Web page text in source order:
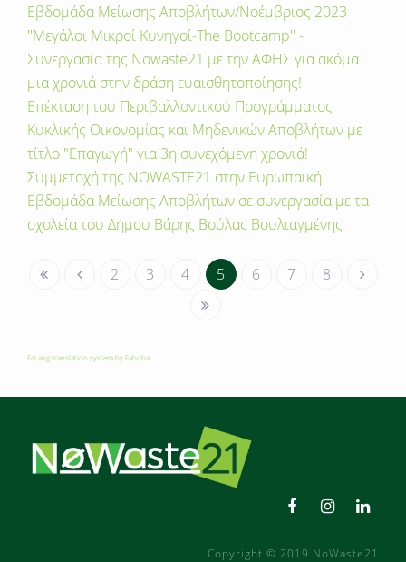
Εβδομάδα Μείωσης Αποβλήτων/Νοέμβριος 2023
''Μεγάλοι Μικροί Κυνηγοί-The Bootcamp'' -
Συνεργασία της Νοwaste21 με την ΑΦΗΣ για ακόμα
μια χρονιά στην δράση ευαισθητοποίησης!
Επέκταση του Περιβαλλοντικού Προγράμματος
Κυκλικής Οικονομίας και Μηδενικών Αποβλήτων με
τίτλο "Επαγωγή" για 3η συνεχόμενη χρονιά!
Συμμετοχή της ΝΟWASTE21 στην Ευρωπαική
Εβδομάδα Μείωσης Αποβλήτων σε συνεργασία με τα
σχολεία του Δήμου Βάρης Βούλας Βουλιαγμένης
2 3 4 5 6 7 8
FaLang translation system by Faboba
Copyright © 2019 NoWaste21